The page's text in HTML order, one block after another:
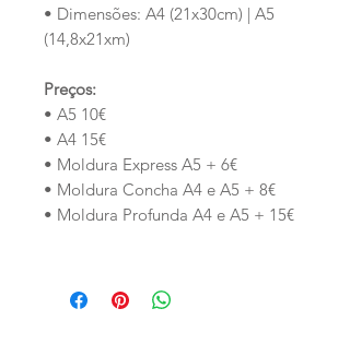
• Dimensões: A4 (21x30cm) | A5
(14,8x21xm)
Preços:
• A5 10€
• A4 15€
• Moldura Express A5 + 6€
• Moldura Concha A4 e A5 + 8€
• Moldura Profunda A4 e A5 + 15€